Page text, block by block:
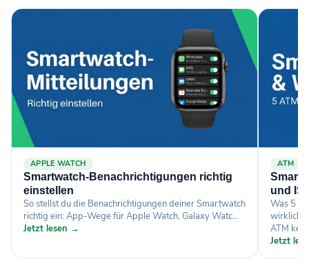
APPLE WATCH
Smartwatch-Benachrichtigungen richtig
einstellen
So stellst du die Benachrichtigungen deiner Smartwatch
richtig ein: App-Wege für Apple Watch, Galaxy Watc...
Jetzt lesen →
ATM
und
Was 5
wirklich
ATM
Jetzt